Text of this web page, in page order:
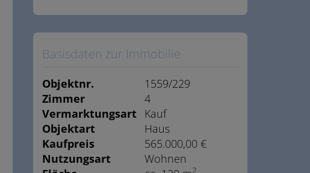
Basisdaten zur Immobilie
Objektnr.
1559/229
Zimmer
4
Vermarktungsart Kauf
Objektart
Haus
Kaufpreis
565.000,00 €
Nutzungsart
Wohnen
2